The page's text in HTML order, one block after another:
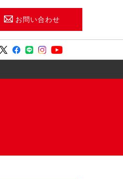
お問い合わせ